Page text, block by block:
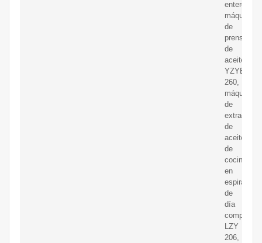
entero,
máquina
de
prensado
de
aceite
YZYB
260,
máquina
de
extracción
de
aceite
de
cocina
en
espiral
de
día
completo
LZY
206,